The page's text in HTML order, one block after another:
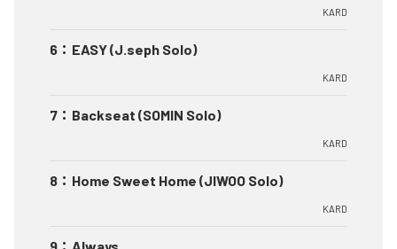
KARD
6 ： EASY (J.seph Solo)
KARD
7 ： Backseat (SOMIN Solo)
KARD
8 ： Home Sweet Home (JIWOO Solo)
KARD